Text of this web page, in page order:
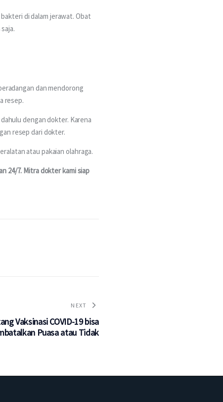
di dalam jerawat. Obat
dan mendorong
resep.
dengan dokter. Karena
resep dari dokter.
atau pakaian olahraga.
24/7. Mitra dokter kami siap
NEXT
Vaksinasi COVID-19 bisa
Puasa atau Tidak